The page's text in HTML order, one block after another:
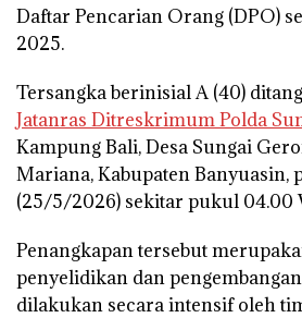
Daftar Pencarian Orang (DPO)
2025.
Tersangka berinisial A (40)
Jatanras Ditreskrimum Polda
Kampung Bali, Desa Sungai
Mariana, Kabupaten Banyuasin,
(25/5/2026) sekitar pukul 04.00
Penangkapan tersebut
penyelidikan dan
dilakukan secara intensif oleh